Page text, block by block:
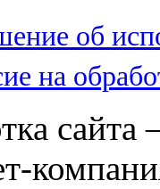
об
на